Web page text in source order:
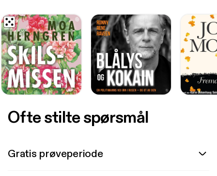
Ofte stilte spørsmål
Gratis prøveperiode